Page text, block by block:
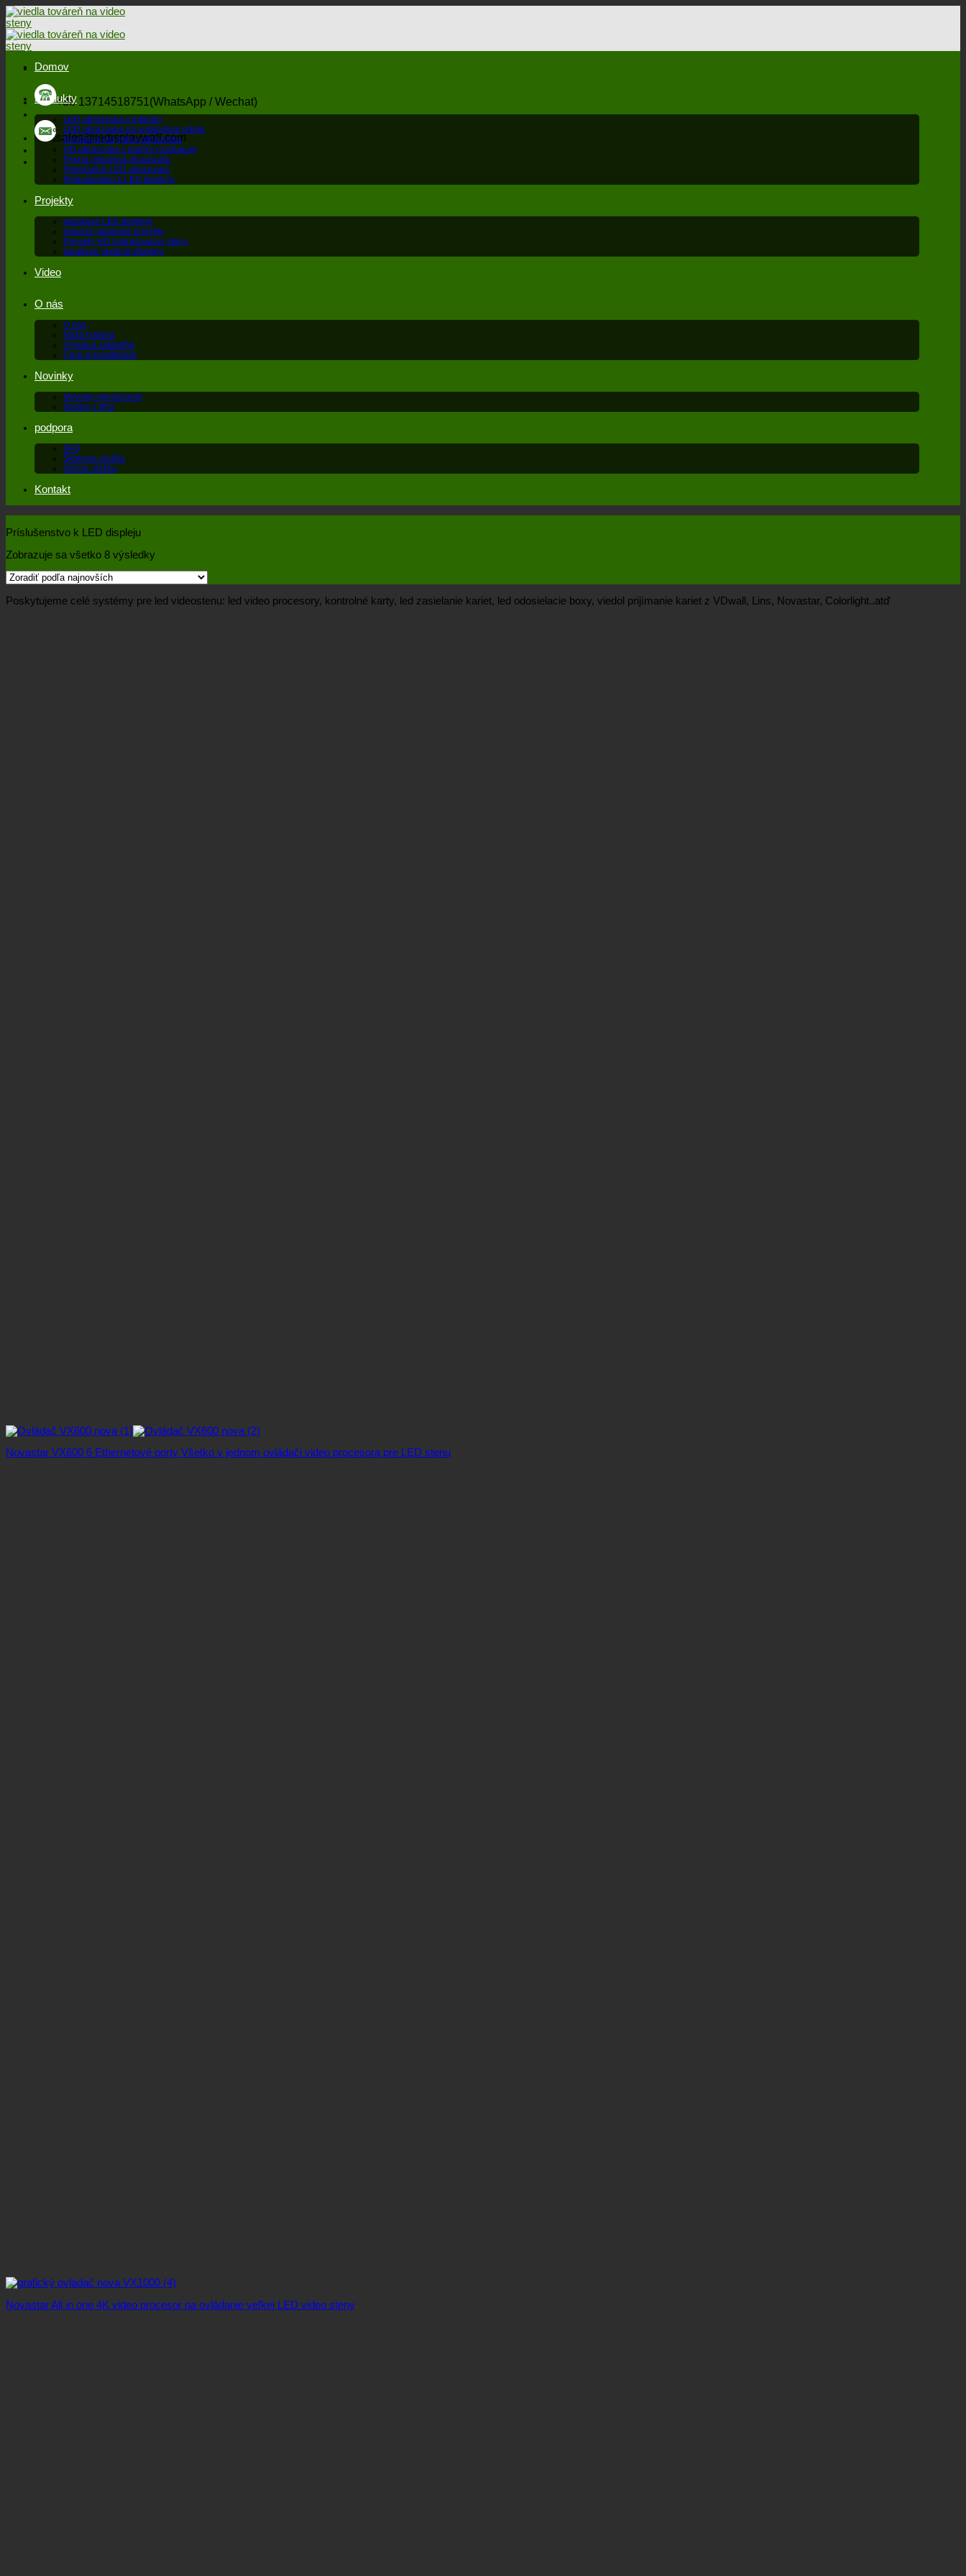
Preskočiť
na
obsah
+86 13714518751(WhatsApp / Wechat)
sales@ledisplaywall.com
Domov
Produkty
LED obrazovka v interiéri
LED obrazovka na vonkajšom pódiu
Kreatívna led video obrazovka
HD obrazovka s malým rozstupom
Pevná reklamná obrazovka
Priehľadná LED obrazovka
Príslušenstvo k LED displeju
Projekty
javiskové LED displeje
externé reklamné projekty
Projekty HD zobrazovacej steny
kreatívne vedené displeje
Video
O nás
O nás
Naša história
Výrobná základňa
Česť & Kvalifikácie
Novinky
Novinky spoločnosti
Správy z trhu
podpora
FAQ
Školiaca služba
Online služba
Kontakt
Príslušenstvo k LED displeju
Zobrazuje sa všetko 8 výsledky
Poskytujeme celé systémy pre led videostenu: led video procesory, kontrolné karty, led zasielanie kariet, led odosielacie boxy, viedol prijímanie kariet z VDwall, Lins, Novastar, Colorlight..atď
Novastar VX600 6 Ethernetové porty Všetko v jednom ovládači video procesora pre LED stenu
Novastar All in one 4K video procesor na ovládanie veľkej LED video steny